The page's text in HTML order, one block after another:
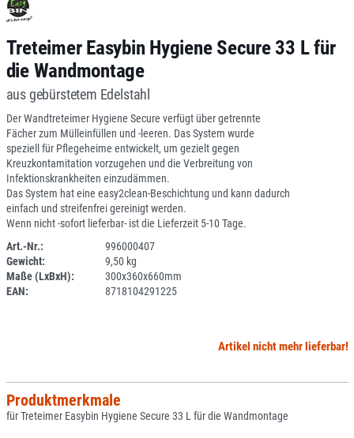
Treteimer Easybin Hygiene Secure 33 L für
die Wandmontage
aus gebürstetem Edelstahl
Der Wandtreteimer Hygiene Secure verfügt über getrennte
Fächer zum Mülleinfüllen und -leeren. Das System wurde
speziell für Pflegeheime entwickelt, um gezielt gegen
Kreuzkontamitation vorzugehen und die Verbreitung von
Infektionskrankheiten einzudämmen.
Das System hat eine easy2clean-Beschichtung und kann dadurch
einfach und streifenfrei gereinigt werden.
Wenn nicht -sofort lieferbar- ist die Lieferzeit 5-10 Tage.
Art.-Nr.:
996000407
Gewicht:
9,50 kg
Maße (LxBxH):
300x360x660mm
EAN:
8718104291225
Artikel nicht mehr lieferbar!
Produktmerkmale
für Treteimer Easybin Hygiene Secure 33 L für die Wandmontage